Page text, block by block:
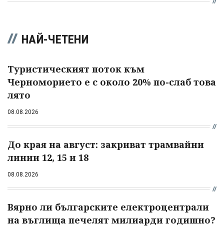
НАЙ-ЧЕТЕНИ
Туристическият поток към
Черноморието е с около 20% по-слаб това
лято
08.08.2026
До края на август: закриват трамвайни
линии 12, 15 и 18
08.08.2026
Вярно ли българските електроцентрали
на въглища печелят милиарди годишно?